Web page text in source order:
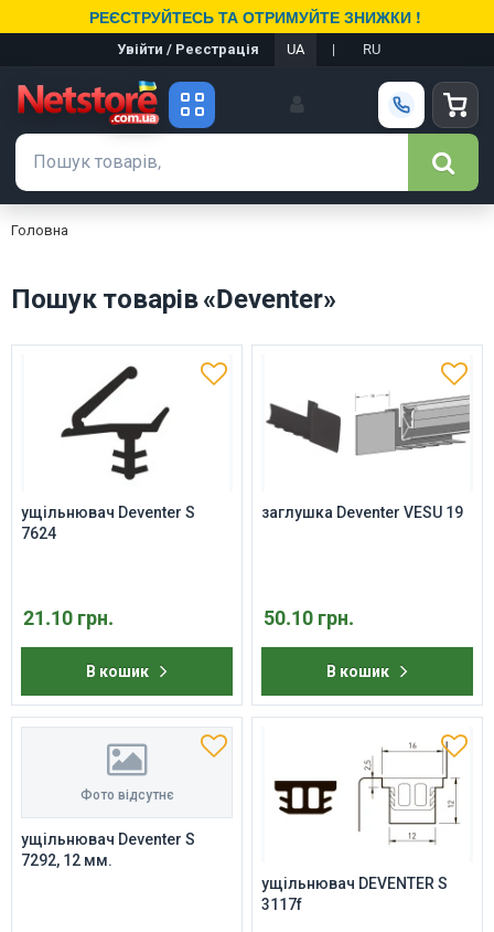
РЕЄСТРУЙТЕСЬ ТА ОТРИМУЙТЕ ЗНИЖКИ !
Увійти / Реєстрація UA | RU
Головна
Пошук товарів «Deventer»
ущільнювач Deventer S
7624
21.10 грн.
В кошик
заглушка Deventer VESU 19
50.10 грн.
В кошик
Фото відсутнє
ущільнювач Deventer S
7292, 12 мм.
ущільнювач DEVENTER S
3117f